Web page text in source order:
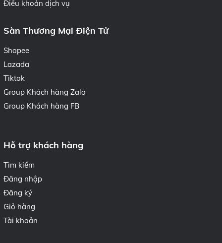
Điều khoản dịch vụ
Sàn Thương Mại Điện Tử
Shopee
Lazada
Tiktok
Group Khách hàng Zalo
Group Khách hàng FB
Hỗ trợ khách hàng
Tìm kiếm
Đăng nhập
Đăng ký
Giỏ hàng
Tài khoản